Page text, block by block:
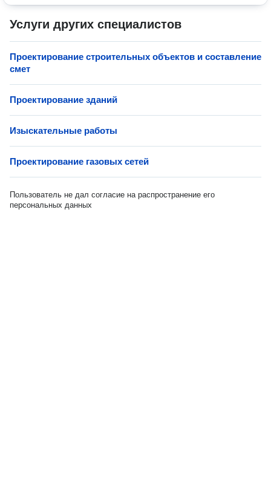
Услуги других специалистов
Проектирование строительных объектов и составление
смет
Проектирование зданий
Изыскательные работы
Проектирование газовых сетей
Пользователь не дал согласие на распространение его
персональных данных